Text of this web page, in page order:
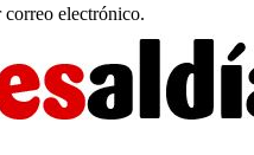
correo electrónico.